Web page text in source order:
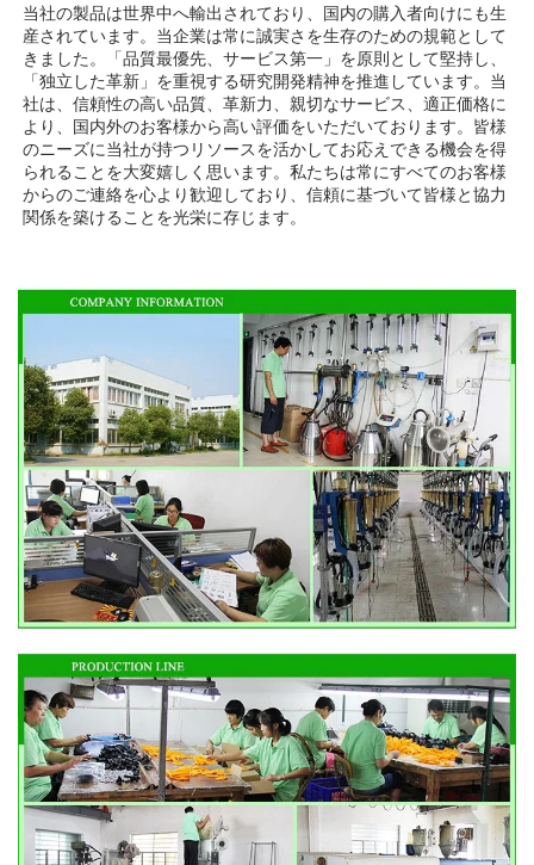
当社の製品は世界中へ輸出されており、国内の購入者向けにも生
産されています。当企業は常に誠実さを生存のための規範として
きました。「品質最優先、サービス第一」を原則として堅持し、
「独立した革新」を重視する研究開発精神を推進しています。当
社は、信頼性の高い品質、革新力、親切なサービス、適正価格に
より、国内外のお客様から高い評価をいただいております。皆様
のニーズに当社が持つリソースを活かしてお応えできる機会を得
られることを大変嬉しく思います。私たちは常にすべてのお客様
からのご連絡を心より歓迎しており、信頼に基づいて皆様と協力
関係を築けることを光栄に存じます。